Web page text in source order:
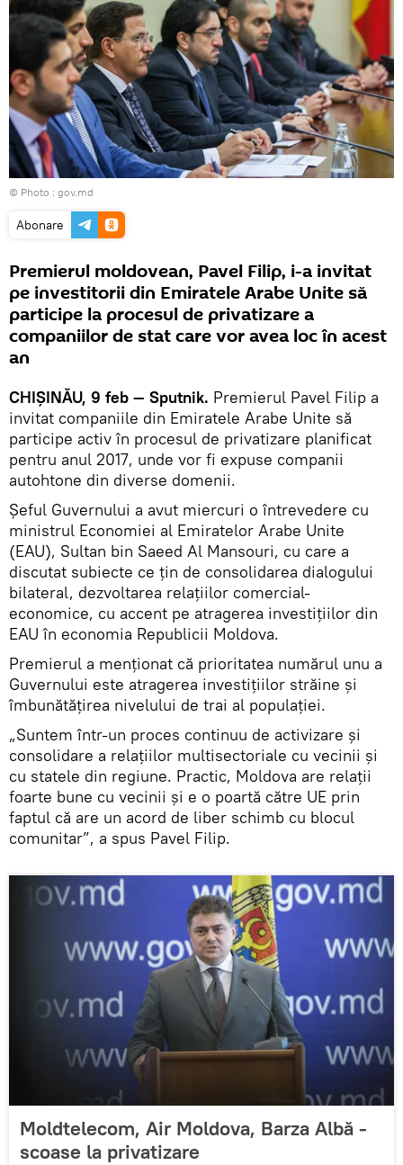
© Photo : gov.md
Abonare
Premierul moldovean, Pavel Filip, i-a invitat
pe investitorii din Emiratele Arabe Unite să
participe la procesul de privatizare a
companiilor de stat care vor avea loc în acest
an
CHIȘINĂU, 9 feb — Sputnik. Premierul Pavel Filip a
invitat companiile din Emiratele Arabe Unite să
participe activ în procesul de privatizare planificat
pentru anul 2017, unde vor fi expuse companii
autohtone din diverse domenii.
Șeful Guvernului a avut miercuri o întrevedere cu
ministrul Economiei al Emiratelor Arabe Unite
(EAU), Sultan bin Saeed Al Mansouri, cu care a
discutat subiecte ce țin de consolidarea dialogului
bilateral, dezvoltarea relațiilor comercial-
economice, cu accent pe atragerea investiţiilor din
EAU în economia Republicii Moldova.
Premierul a menţionat că prioritatea numărul unu a
Guvernului este atragerea investiţiilor străine şi
îmbunătăţirea nivelului de trai al populaţiei.
„Suntem într-un proces continuu de activizare și
consolidare a relațiilor multisectoriale cu vecinii și
cu statele din regiune. Practic, Moldova are relații
foarte bune cu vecinii şi e o poartă către UE prin
faptul că are un acord de liber schimb cu blocul
comunitar”, a spus Pavel Filip.
Moldtelecom, Air Moldova, Barza Albă -
scoase la privatizare